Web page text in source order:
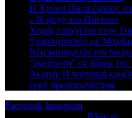
Η Χρύσα Παπά έφτασε
– Η ψυχή του Πόντου»
Χαράς ευαγγέλια στην
Τραμπζονσπόρ με
Νέα καταγγελία του
“εφεύρεση” σε βάρος
Ακρινή: Η ποντιακή
έγινε πρωταγωνίστρια
Facebook Instagram